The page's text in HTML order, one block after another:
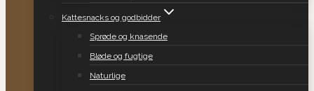
Kattesnacks og godbidder
Sprøde og knasende
Bløde og fugtige
Naturlige